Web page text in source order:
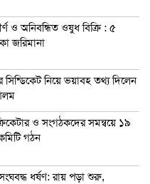
ও অনিবন্ধিত ওষুধ বিক্রি : ৫
জরিমানা
নিয়ে ভয়াবহ তথ্য দিলেন
ও সংগঠকদের সমন্বয়ে ১৯
গঠন
ধর্ষণ: রায় পড়া শুরু,